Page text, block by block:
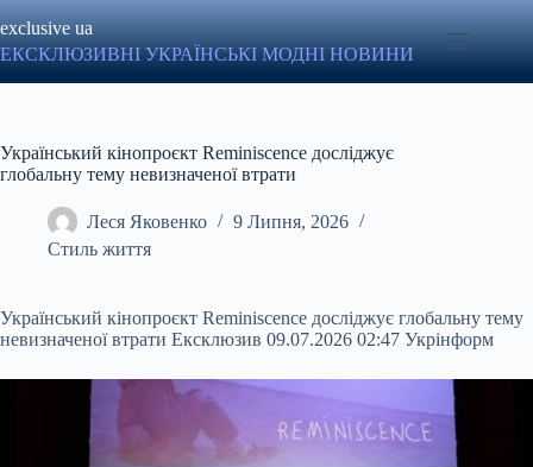
до
вмісту
exclusive ua
ЕКСКЛЮЗИВНІ УКРАЇНСЬКІ МОДНІ НОВИНИ
Український кінопроєкт Reminiscence досліджує
глобальну тему невизначеної втрати
Леся Яковенко
9 Липня, 2026
Стиль життя
Український кінопроєкт Reminiscence досліджує глобальну тему
невизначеної втрати Ексклюзив 09.07.2026 02:47 Укрінформ